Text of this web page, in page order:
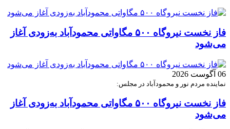
فاز نخست نیروگاه ۵۰۰ مگاواتی محمودآباد به‌زودی آغاز
می‌شود
06 آگوست 2026
نماینده مردم نور و محمودآباد در مجلس:
فاز نخست نیروگاه ۵۰۰ مگاواتی محمودآباد به‌زودی آغاز
می‌شود